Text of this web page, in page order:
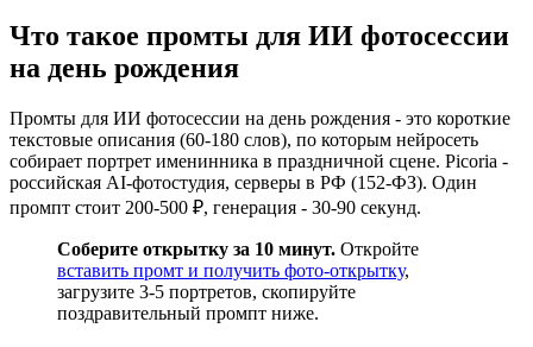
Что такое промты для ИИ фотосессии
на день рождения
Промты для ИИ фотосессии на день рождения - это короткие
текстовые описания (60-180 слов), по которым нейросеть
собирает портрет именинника в праздничной сцене. Picoria -
российская AI-фотостудия, серверы в РФ (152-ФЗ). Один
промпт стоит 200-500 ₽, генерация - 30-90 секунд.
Соберите открытку за 10 минут. Откройте
вставить промт и получить фото-открытку,
загрузите 3-5 портретов, скопируйте
поздравительный промпт ниже.